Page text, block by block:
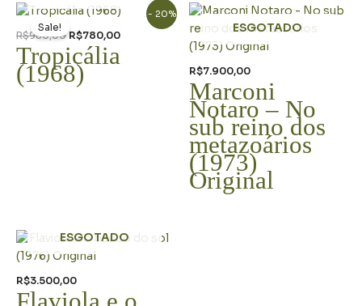
- 20%
Sale!
R$980,00
O
preço
original
era:
R$980,00.
R$780,00
O
preço
atual
Tropicália
(1968)
ESGOTADO
R$7.900,00
Marconi
Notaro – No
sub reino dos
metazoários
(1973)
Original
ESGOTADO
R$3.500,00